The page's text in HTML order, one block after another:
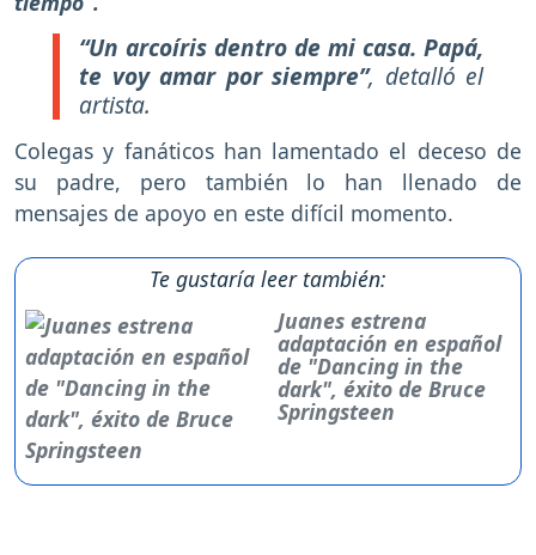
“Un arcoíris dentro de mi casa. Papá,
te voy amar por siempre”, detalló el
artista.
Colegas y fanáticos han lamentado el deceso de
su padre, pero también lo han llenado de
mensajes de apoyo en este difícil momento.
Te gustaría leer también:
Juanes estrena
adaptación en español
de "Dancing in the
dark", éxito de Bruce
Springsteen